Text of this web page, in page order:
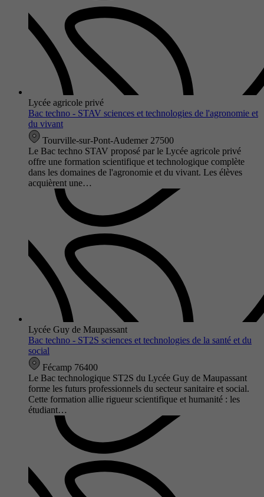
Lycée agricole privé
Bac techno - STAV sciences et technologies de l'agronomie et
du vivant
Tourville-sur-Pont-Audemer 27500
Le Bac techno STAV proposé par le Lycée agricole privé
offre une formation scientifique et technologique complète
dans les domaines de l'agronomie et du vivant. Les élèves
acquièrent une…
Lycée Guy de Maupassant
Bac techno - ST2S sciences et technologies de la santé et du
social
Fécamp 76400
Le Bac technologique ST2S du Lycée Guy de Maupassant
forme les futurs professionnels du secteur sanitaire et social.
Cette formation allie rigueur scientifique et humanité : les
étudiant…